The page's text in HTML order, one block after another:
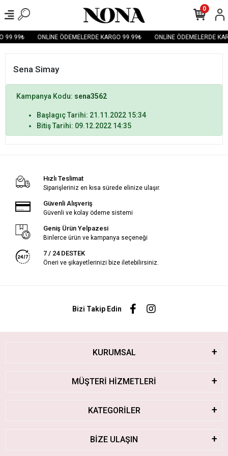
99.99₺ ONLİNE ÖDEMELERDE KARGO 99.99₺ ONLİNE ÖDEMELERDE
0
Sena Simay
Kampanya Kodu: sena3562
Başlagıç Tarihi: 21.11.2022 15:34
Bitiş Tarihi: 09.12.2022 14:35
Hızlı Teslimat
Siparişleriniz en kısa sürede elinize ulaşır.
Güvenli Alışveriş
Güvenli ve kolay ödeme sistemi
Geniş Ürün Yelpazesi
Binlerce ürün ve kampanya seçeneği
7 / 24 DESTEK
Öneri ve şikayetlerinizi bize iletebilirsiniz.
Bizi Takip Edin
KURUMSAL
MÜŞTERİ HİZMETLERİ
KATEGORİLER
BİZE ULAŞIN